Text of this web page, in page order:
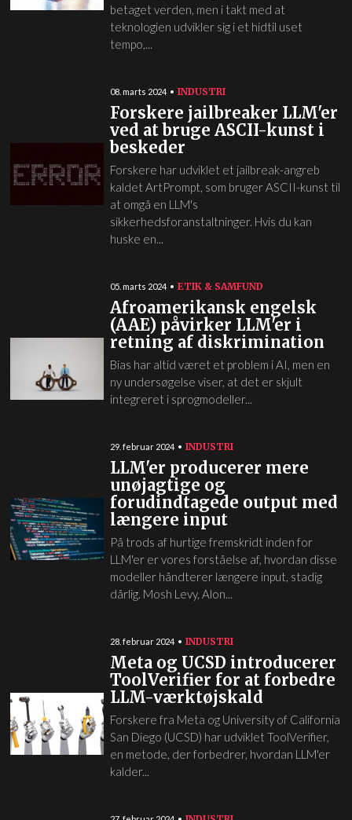
betaget verden, men i takt med at
teknologien udvikler sig i et hidtil uset
tempo,...
08. marts 2024 INDUSTRI
Forskere jailbreaker LLM'er
ved at bruge ASCII-kunst i
beskeder
Forskere har udviklet et jailbreak-angreb
kaldet ArtPrompt, som bruger ASCII-kunst til
at omgå en LLM's
sikkerhedsforanstaltninger. Hvis du kan
huske en...
05. marts 2024 ETIK & SAMFUND
Afroamerikansk engelsk
(AAE) påvirker LLM'er i
retning af diskrimination
Bias har altid været et problem i AI, men en
ny undersøgelse viser, at det er skjult
integreret i sprogmodeller...
29. februar 2024 INDUSTRI
LLM'er producerer mere
unøjagtige og
forudindtagede output med
længere input
På trods af hurtige fremskridt inden for
LLM'er er vores forståelse af, hvordan disse
modeller håndterer længere input, stadig
dårlig. Mosh Levy, Alon...
28. februar 2024 INDUSTRI
Meta og UCSD introducerer
ToolVerifier for at forbedre
LLM-værktøjskald
Forskere fra Meta og University of California
San Diego (UCSD) har udviklet ToolVerifier,
en metode, der forbedrer, hvordan LLM'er
kalder...